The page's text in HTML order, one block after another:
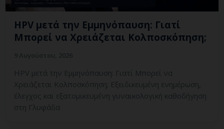
HPV μετά την Εμμηνόπαυση: Γιατί
Μπορεί να Χρειάζεται Κολποσκόπηση;
HPV μετά την Εμμηνόπαυση: Γιατί Μπορεί να
Χρειάζεται Κολποσκόπηση; Εξειδικευμένη ενημέρωση,
έλεγχος και εξατομικευμένη γυναικολογική καθοδήγηση
στη Γλυφάδα